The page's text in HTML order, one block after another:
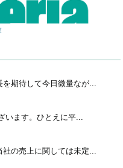
期待して今日微量なが...
います。ひとえに平...
の売上に関しては未定...